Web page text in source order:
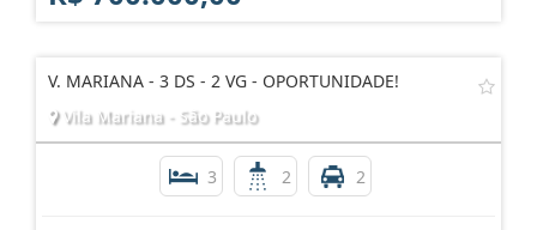
V. MARIANA - 3 DS - 2 VG - OPORTUNIDADE!
Vila Mariana - São Paulo
3 2 2